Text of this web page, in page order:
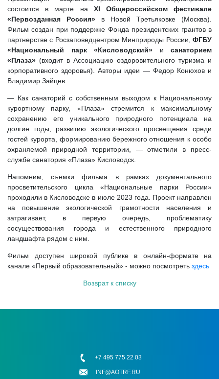
состоится в марте на XI Общероссийском фестивале
«Первозданная Россия» в Новой Третьяковке (Москва).
Фильм создан при поддержке Фонда президентских грантов в
партнерстве с Росзаповедцентром Минприроды России, ФГБУ
«Национальный парк «Кисловодский» и санаторием
«Плаза» (входит в Ассоциацию оздоровительного туризма и
корпоративного здоровья). Авторы идеи — Федор Конюхов и
Владимир Зайцев.
— Как санаторий с собственным выходом к Национальному
курортному парку, «Плаза» стремится к максимальному
сохранению его уникального природного потенциала на
долгие годы, развитию экологического просвещения среди
гостей курорта, формированию бережного отношения к особо
охраняемой природной территории, — отметили в пресс-
службе санатория «Плаза» Кисловодск.
Напомним, съемки фильма в рамках документального
просветительского цикла «Национальные парки России»
проходили в Кисловодске в июле 2023 года. Проект направлен
на повышение экологической грамотности населения и
затрагивает, в первую очередь, проблематику
сосуществования города и естественного природного
ландшафта рядом с ним.
Фильм доступен широкой публике в онлайн-формате на
канале «Первый образовательный» - можно посмотреть здесь
Возврат к списку
+7 495 775 22 03
INF@AOTRF.RU